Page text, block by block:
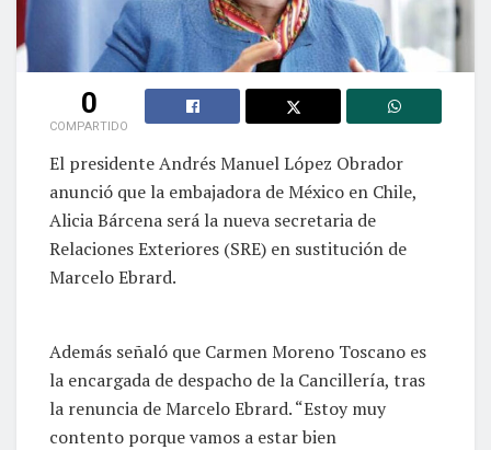
0
COMPARTIDO
El presidente Andrés Manuel López Obrador
anunció que la embajadora de México en Chile,
Alicia Bárcena será la nueva secretaria de
Relaciones Exteriores (SRE) en sustitución de
Marcelo Ebrard.
Además señaló que Carmen Moreno Toscano es
la encargada de despacho de la Cancillería, tras
la renuncia de Marcelo Ebrard. “Estoy muy
contento porque vamos a estar bien